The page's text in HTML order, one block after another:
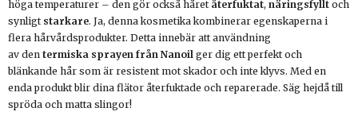
höga temperaturer – den gör också håret återfuktat, näringsfyllt och
synligt starkare. Ja, denna kosmetika kombinerar egenskaperna i
flera hårvårdsprodukter. Detta innebär att användning
av den termiska sprayen från Nanoil ger dig ett perfekt och
blänkande hår som är resistent mot skador och inte klyvs. Med en
enda produkt blir dina flätor återfuktade och reparerade. Säg hejdå till
spröda och matta slingor!